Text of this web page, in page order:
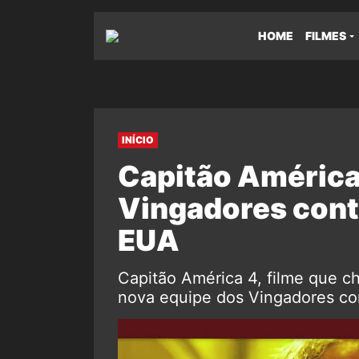
HOME FILMES
INÍCIO
Capitão
Vingadores
EUA
Capitão América 4, filme que
nova equipe dos Vingadores